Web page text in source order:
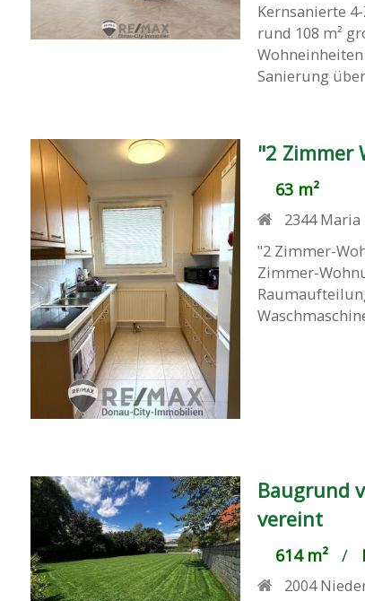
Kernsanierte
rund 108 m²
Sanierung
"2 Zimmer
63 m²
2344 Maria
"2 Zimmer-
Zimmer-
Baugrund
vereint
614 m²/
2004